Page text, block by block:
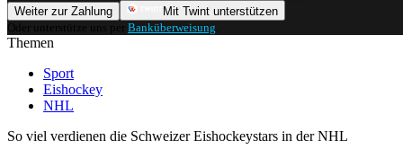
Weiter zur Zahlung
Mit Twint unterstützen
Oder unterstütze uns per Banküberweisung
Themen
Sport
Eishockey
NHL
So viel verdienen die Schweizer Eishockeystars in der NHL